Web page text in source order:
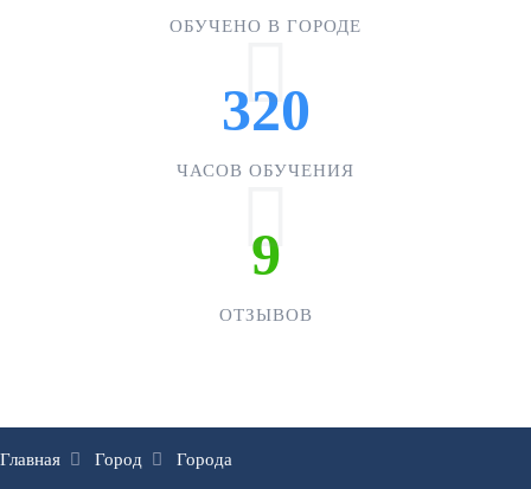
ОБУЧЕНО В ГОРОДЕ
320
ЧАСОВ ОБУЧЕНИЯ
9
ОТЗЫВОВ
Главная Город Города